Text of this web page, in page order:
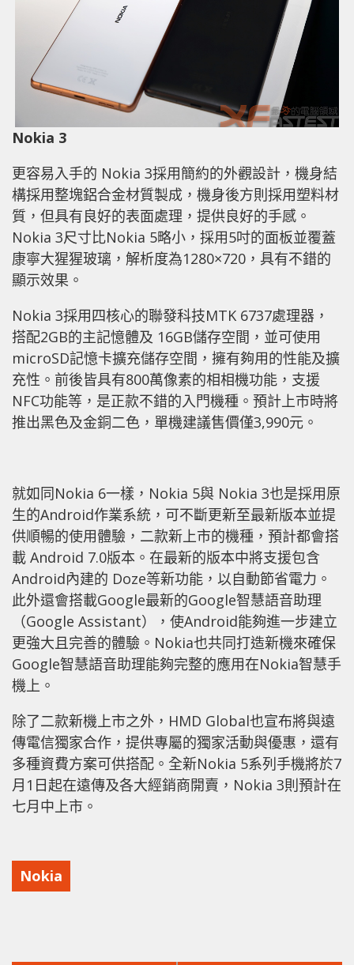
Nokia 3
更容易入手的 Nokia 3採用簡約的外觀設計，機身結
構採用整塊鋁合金材質製成，機身後方則採用塑料材
質，但具有良好的表面處理，提供良好的手感。
Nokia 3尺寸比Nokia 5略小，採用5吋的面板並覆蓋
康寧大猩猩玻璃，解析度為1280×720，具有不錯的
顯示效果。
Nokia 3採用四核心的聯發科技MTK 6737處理器，
搭配2GB的主記憶體及 16GB儲存空間，並可使用
microSD記憶卡擴充儲存空間，擁有夠用的性能及擴
充性。前後皆具有800萬像素的相相機功能，支援
NFC功能等，是正款不錯的入門機種。預計上市時將
推出黑色及金銅二色，單機建議售價僅3,990元。
就如同Nokia 6一樣，Nokia 5與 Nokia 3也是採用原
生的Android作業系統，可不斷更新至最新版本並提
供順暢的使用體驗，二款新上市的機種，預計都會搭
載 Android 7.0版本。在最新的版本中將支援包含
Android內建的 Doze等新功能，以自動節省電力。
此外還會搭載Google最新的Google智慧語音助理
（Google Assistant），使Android能夠進一步建立
更強大且完善的體驗。Nokia也共同打造新機來確保
Google智慧語音助理能夠完整的應用在Nokia智慧手
機上。
除了二款新機上市之外，HMD Global也宣布將與遠
傳電信獨家合作，提供專屬的獨家活動與優惠，還有
多種資費方案可供搭配。全新Nokia 5系列手機將於7
月1日起在遠傳及各大經銷商開賣，Nokia 3則預計在
七月中上市。
Nokia